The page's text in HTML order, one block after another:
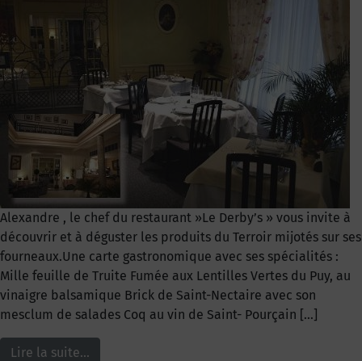
Alexandre , le chef du restaurant »Le Derby’s » vous invite à
découvrir et à déguster les produits du Terroir mijotés sur ses
fourneaux.Une carte gastronomique avec ses spécialités :
Mille feuille de Truite Fumée aux Lentilles Vertes du Puy, au
vinaigre balsamique Brick de Saint-Nectaire avec son
mesclum de salades Coq au vin de Saint- Pourçain […]
Lire la suite…